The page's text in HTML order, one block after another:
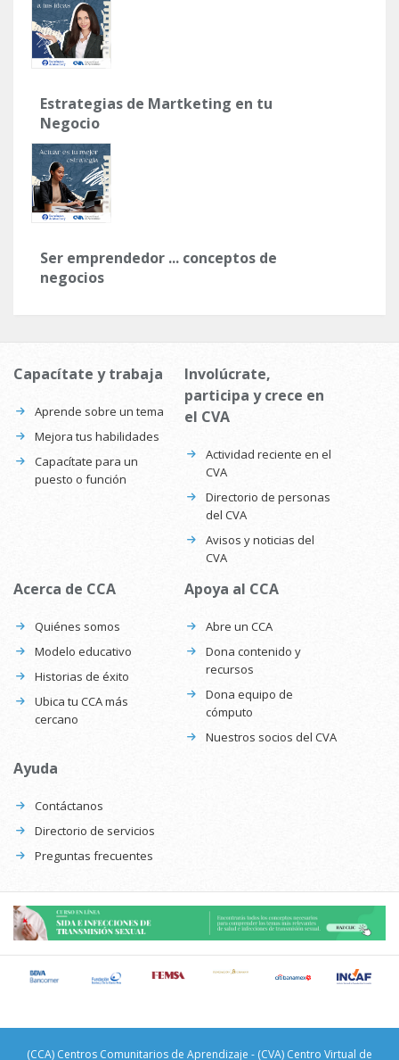
Estrategias de Martketing en tu
Negocio
Ser emprendedor ... conceptos de
negocios
Capacítate y trabaja
Aprende sobre un tema
Mejora tus habilidades
Capacítate para un
puesto o función
Involúcrate,
participa y crece en
el CVA
Actividad reciente en el
CVA
Directorio de personas
del CVA
Avisos y noticias del
CVA
Acerca de CCA
Quiénes somos
Modelo educativo
Historias de éxito
Ubica tu CCA más
cercano
Apoya al CCA
Abre un CCA
Dona contenido y
recursos
Dona equipo de
cómputo
Nuestros socios del CVA
Ayuda
Contáctanos
Directorio de servicios
Preguntas frecuentes
(CCA) Centros Comunitarios de Aprendizaje - (CVA) Centro Virtual de